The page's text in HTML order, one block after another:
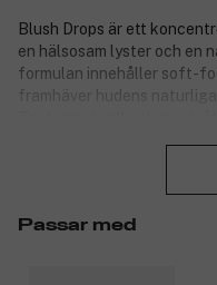
Blush Drops är ett
en hälsosam lyster och en
formulan innehåller soft-
framhäver hudens
och ögonlock. Perfekt för
Passar med